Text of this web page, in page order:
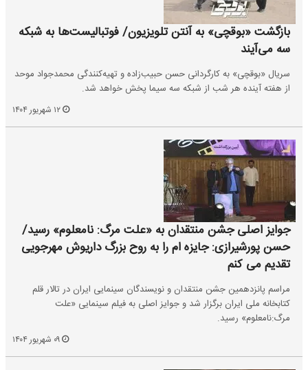
بازگشت «بوقچی» به آنتن تلویزیون/ فوتبالیست‌ها به شبکه
سه می‌آیند
سریال «بوقچی» به کارگردانی حسن حبیب‌زاده و تهیه‌کنندگی محمدجواد موحد
از هفته آینده هر شب از شبکه سه سیما پخش خواهد شد.
جوایز اصلی جشن منتقدان به «علت مرگ: نامعلوم» رسید/
حسن پورشیرازی: جایزه ام را به روح بزرگ داریوش مهرجویی
تقدیم می کنم
مراسم پانزدهمین جشن منتقدان و نویسندگان سینمایی ایران در تالار قلم
کتابخانه ملی ایران برگزار شد و جوایز اصلی به فیلم سینمایی «علت
مرگ:نامعلوم» رسید.